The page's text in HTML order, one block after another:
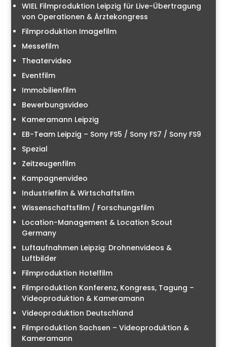
WIEL Filmproduktion Leipzig für Live-Übertragung
von Operationen & Ärztekongress
Filmproduktion Imagefilm
Messefilm
Theatervideo
Eventfilm
Immobilienfilm
Bewerbungsvideo
Kameramann Leipzig
EB-Team Leipzig – Sony FS5 / Sony FS7 / Sony FS9
Spezial
Zeitzeugenfilm
Kampagnenvideo
Industriefilm & Wirtschaftsfilm
Wissenschaftsfilm / Forschungsfilm
Location-Management & Location Scout
Germany
Luftaufnahmen Leipzig: Drohnenvideos &
Luftbilder
Filmproduktion Hotelfilm
Filmproduktion Konferenz, Kongress, Tagung –
Videoproduktion & Kameramann
Videoproduktion Deutschland
Filmproduktion Sachsen – Videoproduktion &
Kameramann